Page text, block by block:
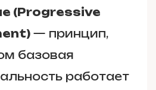
(Progressive
— принцип,
базовая
работает